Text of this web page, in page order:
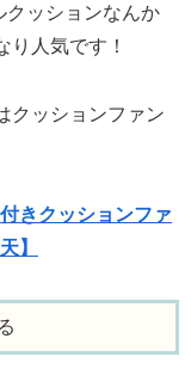
クッションなんか
り人気です！
クッションファン
きクッションファ
】